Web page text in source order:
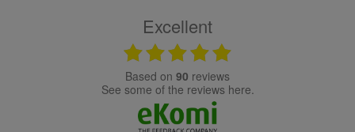
Excellent
based on 90 reviews
see some of the reviews here.